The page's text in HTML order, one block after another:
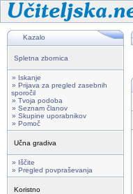
Kazalo
Spletna zbornica
» Iskanje
» Prijava za pregled zasebnih
sporočil
» Tvoja podoba
» Seznam članov
» Skupine uporabnikov
» Pomoč
Učna gradiva
» Iščite
» Pregled povpraševanja
Koristno